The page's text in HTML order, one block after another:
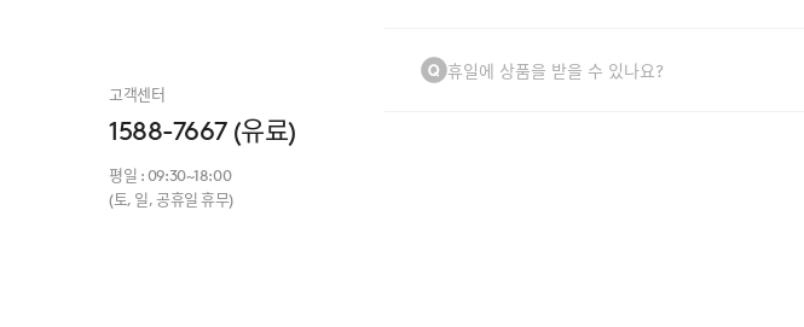
고객센터
1588-7667(유료)
평일 : 09:30~18:00
(토, 일, 공휴일 휴무)
휴일에 상품을 받을 수 있나요?